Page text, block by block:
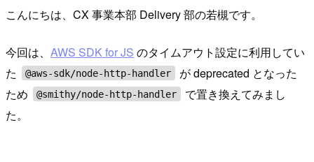
こんにちは、CX 事業本部 Delivery 部の若槻です。
今回は、 AWS SDK for JS のタイムアウト設定に利用してい
た
@aws-sdk/node-http-handler
が deprecated となった
ため
@smithy/node-http-handler
で置き換えてみまし
た。